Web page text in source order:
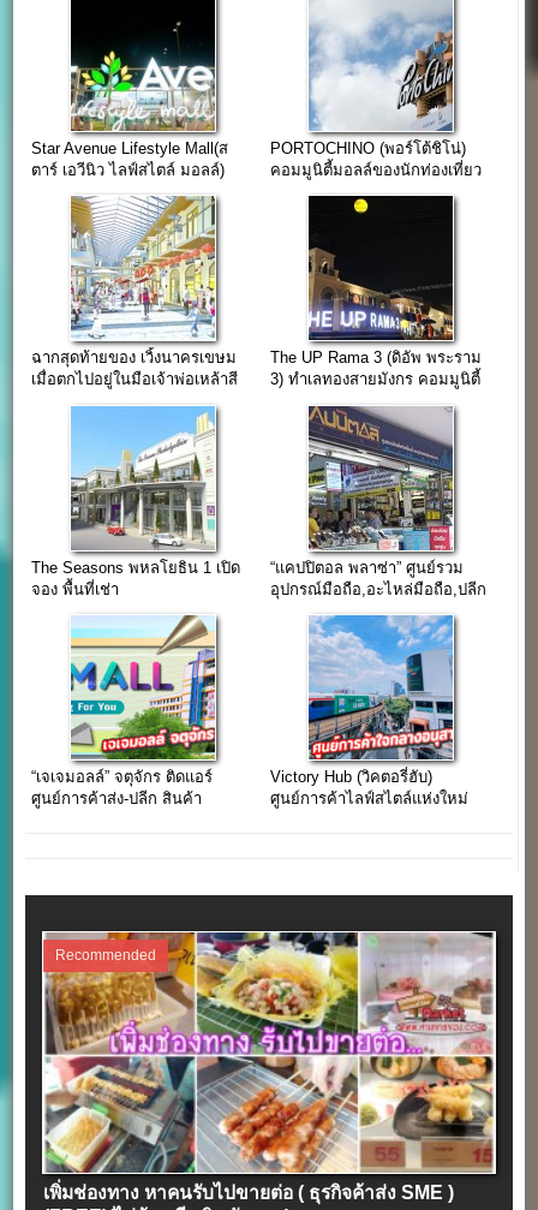
Star Avenue Lifestyle Mall(ส
ตาร์ เอวีนิว ไลฟ์สไตล์ มอลล์)
PORTOCHINO (พอร์โต้ชิโน่)
คอมมูนิตี้มอลล์ของนักท่องเที่ยว
ฉากสุดท้ายของ เวิ้งนาครเขษม
เมื่อตกไปอยู่ในมือเจ้าพ่อเหล้าสี
The UP Rama 3 (ดิอัพ พระราม
3) ทำเลทองสายมังกร คอมมูนิตี้
The Seasons พหลโยธิน 1 เปิด
จอง พื้นที่เช่า
“แคปปิตอล พลาซ่า” ศูนย์รวม
อุปกรณ์มือถือ,อะไหล่มือถือ,ปลีก
และส่ง ใจกลางย่านคลองถม
เสือป่า
“เจเจมอลล์” จตุจักร ติดแอร์
ศูนย์การค้าส่ง-ปลีก สินค้า
Victory Hub (วิคตอรี่ฮับ)
ศูนย์การค้าไลฟ์สไตล์แห่งใหม่
Recommended
เพิ่มช่องทาง หาคนรับไปขายต่อ ( ธุรกิจค้าส่ง SME )